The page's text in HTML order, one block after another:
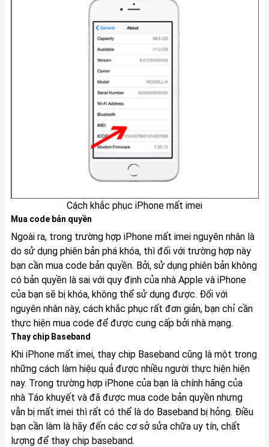
Cách khắc phục iPhone mất imei
Mua code bản quyền
Ngoài ra, trong trường hợp iPhone mất imei nguyên nhân là
do sử dụng phiên bản phá khóa, thì đối với trường hợp này
bạn cần mua code bản quyền. Bởi, sử dụng phiên bản không
có bản quyền là sai với quy định của nhà Apple và iPhone
của bạn sẽ bị khóa, không thể sử dụng được. Đối với
nguyên nhân này, cách khắc phục rất đơn giản, bạn chỉ cần
thực hiện mua code để được cung cấp bởi nhà mạng.
Thay chip Baseband
Khi iPhone mất imei, thay chip Baseband cũng là một trong
những cách làm hiệu quả được nhiều người thực hiện hiện
nay. Trong trường hợp iPhone của bạn là chính hãng của
nhà Táo khuyết và đã được mua code bản quyền nhưng
vẫn bị mất imei thì rất có thể là do Baseband bị hỏng. Điều
bạn cần làm là hãy đến các cơ sở sửa chữa uy tín, chất
lượng để thay chip baseband.